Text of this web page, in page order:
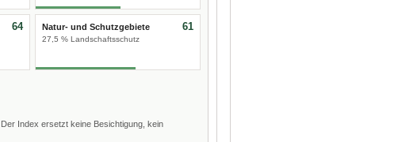
64 Natur- und Schutzgebiete
27,5 % Landschaftsschutz
61
. Der Index ersetzt keine Besichtigung, kein